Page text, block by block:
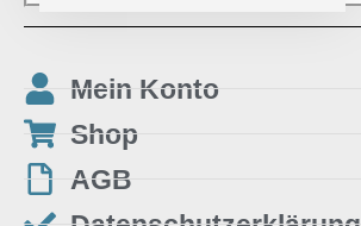
Mein Konto
Shop
AGB